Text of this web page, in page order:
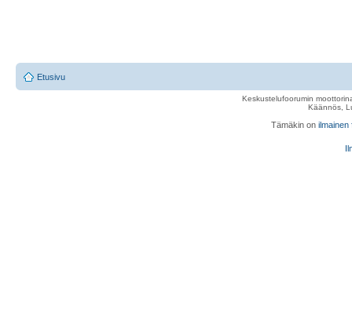
Etusivu
Keskustelufoorumin
Käännös,
Tämäkin on ilmainen